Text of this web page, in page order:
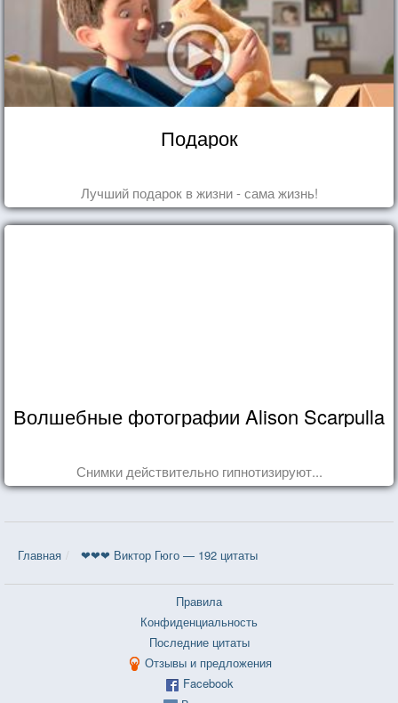
Подарок
Лучший подарок в жизни - сама жизнь!
Волшебные фотографии Alison Scarpulla
Снимки действительно гипнотизируют...
Главная ❤❤❤ Виктор Гюго — 192 цитаты
Правила
Конфиденциальность
Последние цитаты
Отзывы и предложения
Facebook